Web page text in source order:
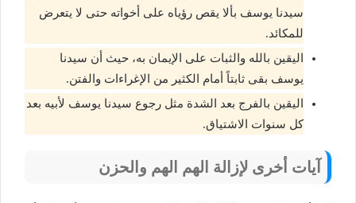
سيدنا يوسف بألا يقص رؤياه على أخواته حتى لا يتعرض
للمكائد.
اليقين بالله والثبات على الإيمان به، حيث أن سيدنا
يوسف بقى ثابتاً أمام الكثير من الإغراءات والفتن.
اليقين بالفرج بعد الشدة مثل رجوع سيدنا يوسف لأبيه بعد
كل سنوات الاشتياق.
آيات أخرى لإزالة الهم الهم والحزن